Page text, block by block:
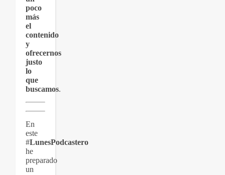
poco
más
el
contenido
y
ofrecernos
justo
lo
que
buscamos.
En
este
#LunesPodcastero
he
preparado
un